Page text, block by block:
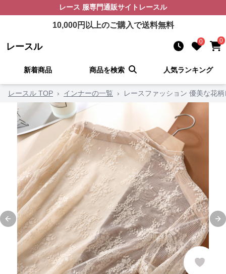
レース 服専門通販サイト レースル
10,000円以上のご購入で送料無料
レースル 0 0
新着商品 商品を検索 人気ランキング
レースル TOP › インナーの一覧 › レースファッション 優美な花
Previous slide